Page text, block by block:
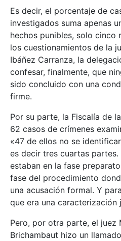
Es decir, el porcentaje de
investigados suma apenas
hechos punibles, solo cinco
los cuestionamientos de la
Ibáñez Carranza, la
confesar, finalmente, que
sido concluido con una
firme.
Por su parte, la Fiscalía de
62 casos de crímenes
«47 de ellos no se
es decir tres cuartas partes.
estaban en la fase
fase del procedimiento
una acusación formal. Y
que era una caracterización
Pero, por otra parte, el juez
Brichambaut hizo un